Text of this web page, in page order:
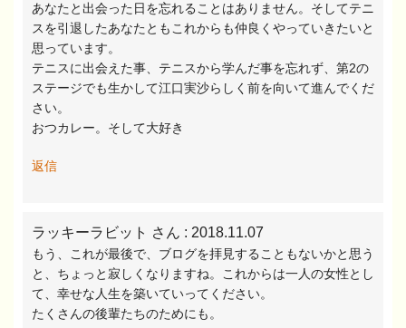
あなたと出会った日を忘れることはありません。そしてテニ
スを引退したあなたともこれからも仲良くやっていきたいと
思っています。
テニスに出会えた事、テニスから学んだ事を忘れず、第2の
ステージでも生かして江口実沙らしく前を向いて進んでくだ
さい。
おつカレー。そして大好き
返信
ラッキーラビット さん : 2018.11.07
もう、これが最後で、ブログを拝見することもないかと思う
と、ちょっと寂しくなりますね。これからは一人の女性とし
て、幸せな人生を築いていってください。
たくさんの後輩たちのためにも。